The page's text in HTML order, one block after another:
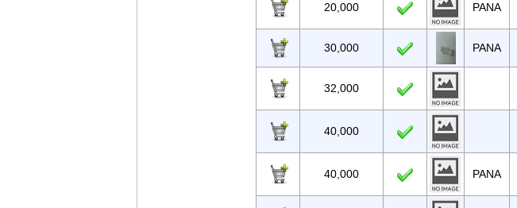
20,000 PANA
30,000 PANA
32,000
40,000
40,000 PANA